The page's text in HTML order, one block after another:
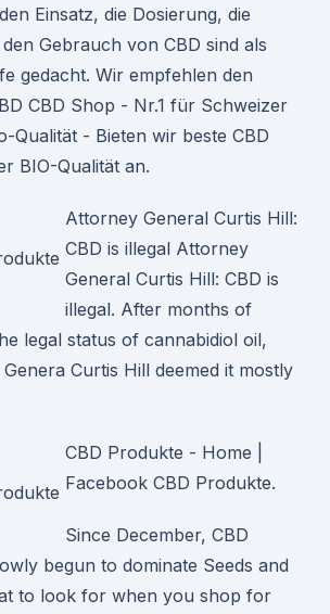
Einsatz, die Dosierung, die
Gebrauch von CBD sind als
gedacht. Wir empfehlen den
CBD Shop - Nr.1 für Schweizer
Qualität - Bieten wir beste CBD
BIO-Qualität an.
Attorney General Curtis Hill:
CBD is illegal Attorney
General Curtis Hill: CBD is
illegal. After months of
legal status of cannabidiol oil,
Curtis Hill deemed it mostly
CBD Produkte - Home |
Facebook CBD Produkte.
Since December, CBD
begun to dominate Seeds and
to look for when you shop for